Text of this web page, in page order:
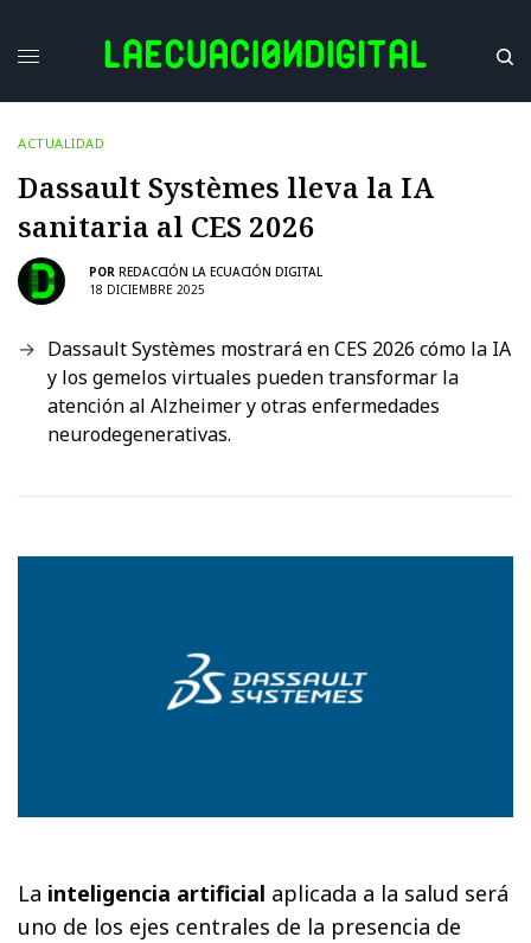
ACTUALIDAD
Dassault Systèmes lleva la IA
sanitaria al CES 2026
POR REDACCIÓN LA ECUACIÓN DIGITAL
18 DICIEMBRE 2025
Dassault Systèmes mostrará en CES 2026 cómo la IA
y los gemelos virtuales pueden transformar la
atención al Alzheimer y otras enfermedades
neurodegenerativas.
La inteligencia artificial aplicada a la salud será
uno de los ejes centrales de la presencia de